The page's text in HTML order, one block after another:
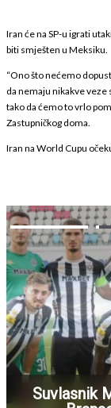
Iran će na SP-u igrati
biti smješten u Meksiku.
“Ono što nećemo
da nemaju nikakve veze
tako da ćemo to vrlo
Zastupničkog doma.
Iran na World Cupu
Suvlasnik